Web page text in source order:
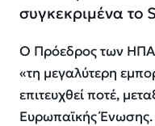
συγκεκριμένα το
Ο Πρόεδρος των
«τη μεγαλύτερη
επιτευχθεί ποτέ,
Ευρωπαϊκής Ένωσης.